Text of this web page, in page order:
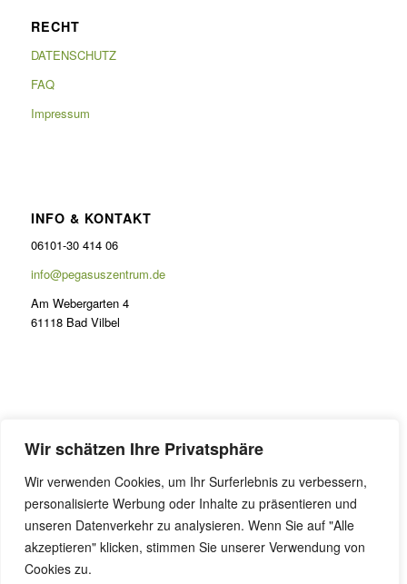
Wir schätzen Ihre Privatsphäre
Wir verwenden Cookies, um Ihr Surferlebnis zu verbessern,
personalisierte Werbung oder Inhalte zu präsentieren und
unseren Datenverkehr zu analysieren. Wenn Sie auf "Alle
akzeptieren" klicken, stimmen Sie unserer Verwendung von
Cookies zu.
RECHT
DATENSCHUTZ
FAQ
Impressum
INFO & KONTAKT
06101-30 414 06
info@pegasuszentrum.de
Am Webergarten 4
61118 Bad Vilbel
Lernen im Odenwald
FAQ Präsenzunterricht
Online Coaching